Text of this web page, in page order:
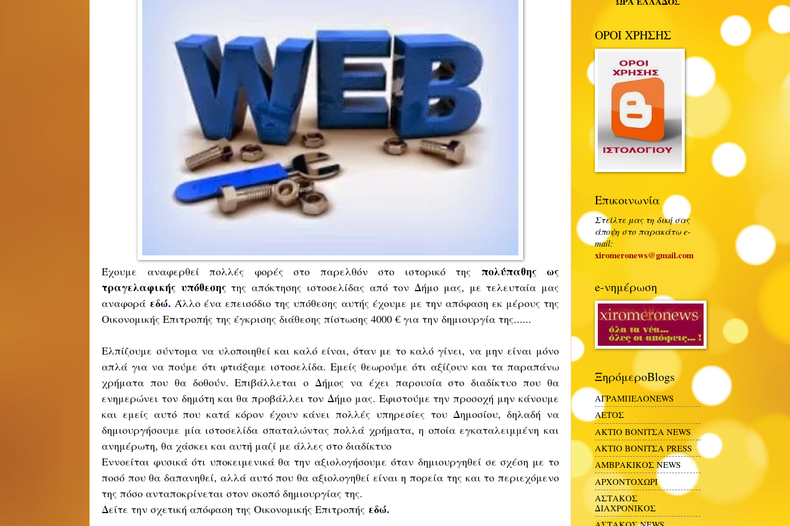
Έχουμε αναφερθεί πολλές φορές στο παρελθόν στο ιστορικό της πολύπαθης ως
τραγελαφικής υπόθεσηςτης απόκτησης ιστοσελίδας από τον Δήμο μας, με τελευταία μας
αναφορά εδώ. Άλλο ένα επεισόδιο της υπόθεσης αυτής έχουμε με την απόφαση εκ μέρους της
Οικονομικής Επιτροπής της έγκρισης διάθεσης πίστωσης 4000 € για την δημιουργία της......
Ελπίζουμε σύντομα να υλοποιηθεί και καλό είναι, όταν με το καλό γίνει, να μην είναι μόνο
απλά για να πούμε ότι φτιάξαμε ιστοσελίδα. Εμείς θεωρούμε ότι αξίζουν και τα παραπάνω
χρήματα που θα δοθούν. Επιβάλλεται ο Δήμος να έχει παρουσία στο διαδίκτυο που θα
ενημερώνει τον δημότη και θα προβάλλει τον Δήμο μας. Εφιστούμε την προσοχή μην κάνουμε
και εμείς αυτό που κατά κόρον έχουν κάνει πολλές υπηρεσίες του Δημοσίου, δηλαδή να
δημιουργήσουμε μία ιστοσελίδα σπαταλώντας πολλά χρήματα, η οποία εγκαταλειμμένη και
ανημέρωτη, θα χάσκει και αυτή μαζί με άλλες στο διαδίκτυο
Εννοείται φυσικά ότι υποκειμενικά θα την αξιολογήσουμε όταν δημιουργηθεί σε σχέση με το
ποσό που θα δαπανηθεί, αλλά αυτό που θα αξιολογηθεί είναι η πορεία της και το περιεχόμενο
της πόσο ανταποκρίνεται στον σκοπό δημιουργίας της.
Δείτε την σχετική απόφαση της Οικονομικής Επιτροπής εδώ.
ΟΡΟΙ ΧΡΗΣΗΣ
Επικοινωνία
Στείλτε μας τη δική σας
άποψη στο παρακάτω e-
mail:
xiromeronews@gmail.com
e-νημέρωση
ΞηρόμεροBlogs
ΑΓΡΑΜΠΕΛΟNEWS
ΑΕΤΟΣ
ΑΚΤΙΟ ΒΟΝΙΤΣΑ NEWS
ΑΚΤΙΟ ΒΟΝΙΤΣΑ PRESS
ΑΜΒΡΑΚΙΚΟΣ NEWS
ΑΡΧΟΝΤΟΧΩΡΙ
ΑΣΤΑΚΟΣ
ΔΙΑΧΡΟΝΙΚΟΣ